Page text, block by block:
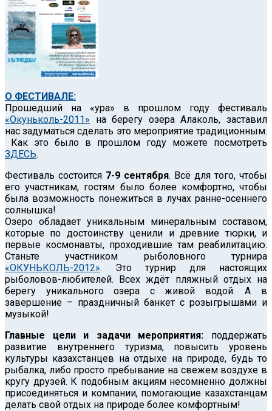
О ФЕСТИВАЛЕ:
Прошедший на «ура» в прошлом году фестиваль
«Окуньколь-2011» на берегу озера Алаколь, заставил
нас задуматься сделать это мероприятие традиционным.
Как это было в прошлом году можете посмотреть
ЗДЕСЬ.
Фестиваль состоится 7-9 сентября. Всё для того, чтобы
его участникам, гостям было более комфортно, чтобы
была возможность понежиться в лучах ранне-осеннего
солнышка!
Озеро обладает уникальным минеральным составом,
которые по достоинству ценили и древние тюрки, и
первые космонавты, проходившие там реабилитацию.
Станьте участником рыболовного турнира
«ОКУНЬКОЛЬ-2012». Это турнир для настоящих
рыболовов-любителей. Всех ждёт пляжный отдых на
берегу уникального озера с живой водой. А в
завершение – праздничный банкет с розыгрышами и
музыкой!
Главные цели и задачи мероприятия: поддержать
развитие внутреннего туризма, повысить уровень
культуры казахстанцев на отдыхе на природе, будь то
рыбалка, либо просто пребывание на свежем воздухе в
кругу друзей. К подобным акциям несомненно должны
присоединяться и компании, помогающие казахстанцам
делать свой отдых на природе более комфортным!